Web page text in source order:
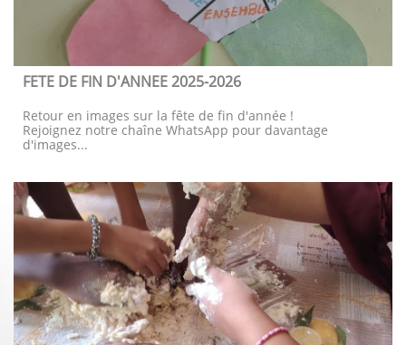
FETE DE FIN D'ANNEE 2025-2026
Retour en images sur la fête de fin d'année !
Rejoignez notre chaîne WhatsApp pour davantage
d'images...